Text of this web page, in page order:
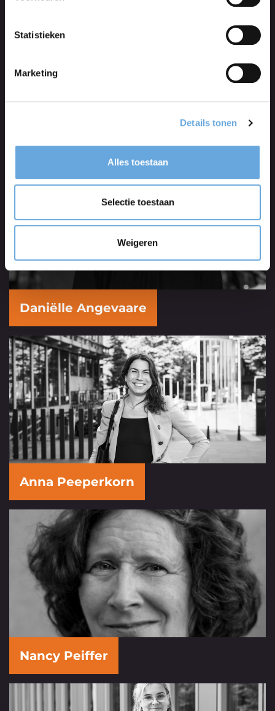
Statistieken
Marketing
Details tonen
Alles toestaan
Selectie toestaan
Weigeren
Daniëlle Angevaare
Anna Peeperkorn
Nancy Peiffer